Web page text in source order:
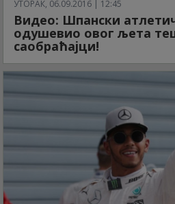
УТОРАК, 06.09.2016 | 12:45
Видео: Шпански
одушевио овог љета
саобраћајци!